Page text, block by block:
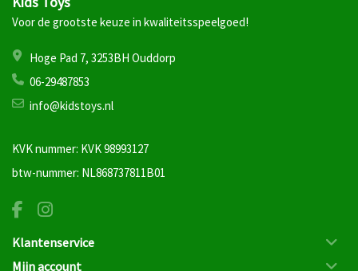
Voor de grootste keuze in kwaliteitsspeelgoed!
Hoge Pad 7, 3253BH Ouddorp
06-29487853
info@kidstoys.nl
KVK nummer: KVK 98993127
btw-nummer: NL868737811B01
Klantenservice
Mijn account